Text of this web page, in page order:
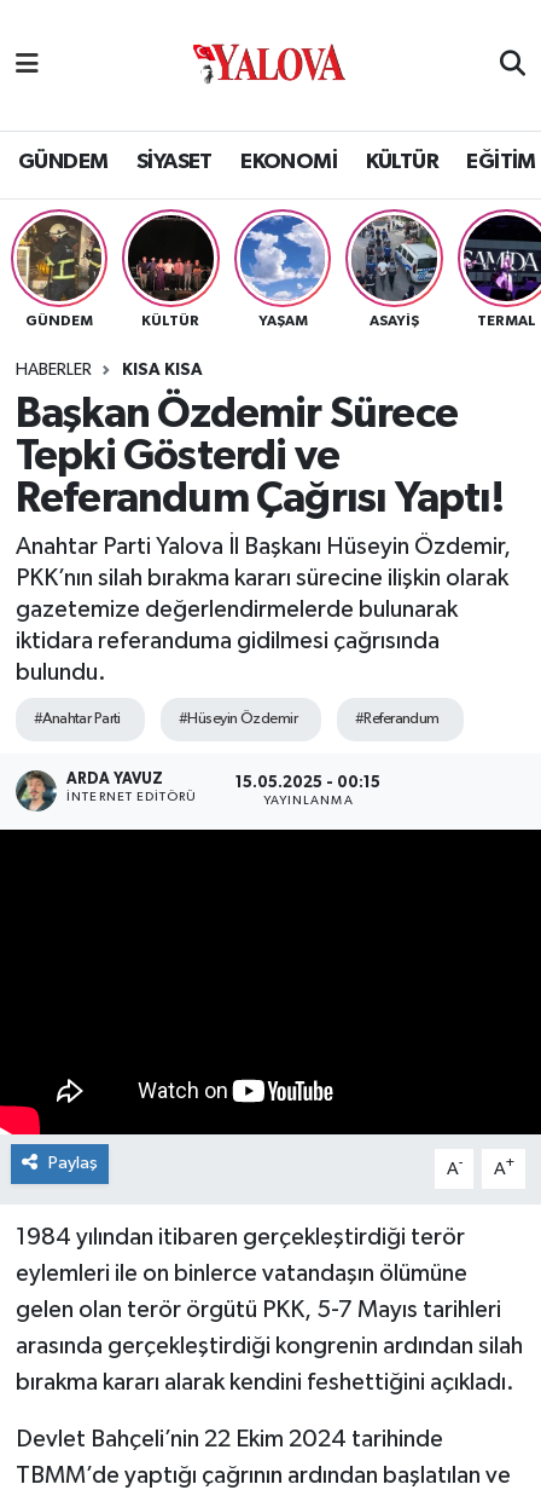
GÜNDEM SİYASET EKONOMİ KÜLTÜR EĞİTİM
GÜNDEM KÜLTÜR YAŞAM ASAYİŞ TERMAL
HABERLER KISA KISA
Başkan Özdemir Sürece
Tepki Gösterdi ve
Referandum Çağrısı Yaptı!
Anahtar Parti Yalova İl Başkanı Hüseyin Özdemir,
PKK’nın silah bırakma kararı sürecine ilişkin olarak
gazetemize değerlendirmelerde bulunarak
iktidara referanduma gidilmesi çağrısında
bulundu.
#Anahtar Parti #Hüseyin Özdemir #Referandum
ARDA YAVUZ
İNTERNET EDITÖRÜ
15.05.2025 - 00:15
YAYINLANMA
Paylaş A- A+
1984 yılından itibaren gerçekleştirdiği terör
eylemleri ile on binlerce vatandaşın ölümüne
gelen olan terör örgütü PKK, 5-7 Mayıs tarihleri
arasında gerçekleştirdiği kongrenin ardından silah
bırakma kararı alarak kendini feshettiğini açıkladı.
Devlet Bahçeli’nin 22 Ekim 2024 tarihinde
TBMM’de yaptığı çağrının ardından başlatılan ve
SİYASET
EKONOMİ
KÜLTÜR
BİLİM VE TEKNOLOJİ
ASAYİŞ
SPOR
ULUSAL
İLÇELERİMİZ
RESMİ İLAN
Yalova Nöbetçi Eczaneler
Yalova Hava Durumu
Yalova Namaz Vakitleri
Yalova Trafik Yoğunluk Haritası
Tüm Manşetler
Son Dakika Haberleri